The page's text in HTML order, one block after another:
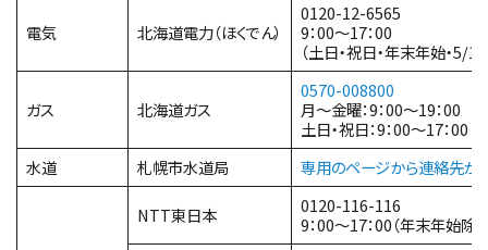
電気 北海道電力（ほくでん）
0120-12-6565
9：00～17：00
（土日・祝日・年末年始・5/1
ガス 北海道ガス
0570-008800
月～金曜：9：00～19：00
土日・祝日：9：00～17：00
水道
札幌市水道局 専用のページから連絡先が
NTT東日本
0120-116-116
9：00～17：00（年末年始除く